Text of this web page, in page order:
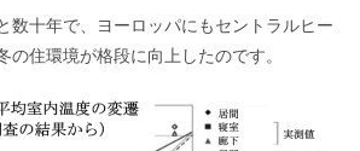
数十年で、ヨーロッパにもセントラルヒー
の住環境が格段に向上したのです。